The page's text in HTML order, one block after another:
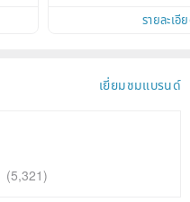
รายละเอี
เยี่ยมชมแบรนด์
(5,321)